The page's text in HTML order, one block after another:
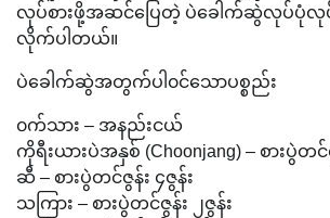
လုပ်စားဖို့အဆင်ပြေတဲ့ ပဲခေါက်ဆွဲလုပ်ပုံလုပ်
လိုက်ပါတယ်။
ပဲခေါက်ဆွဲအတွက်ပါ၀င်သောပစ္စည်း
၀က်သား – အနည်းငယ်
ကိုရီးယားပဲအနှစ် (Choonjang) – စားပွဲတင်
ဆီ – စားပွဲတင်ဇွန်း ၄ဇွန်း
သကြား – စားပွဲတင်ဇွန်း ၂ဇွန်း